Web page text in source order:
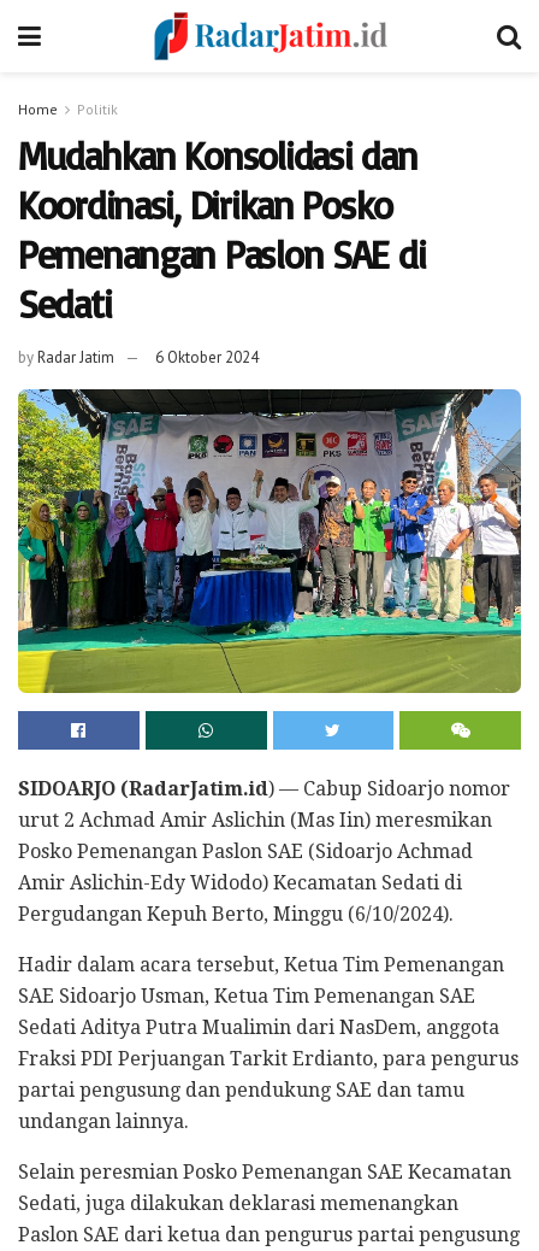
Home Politik
Mudahkan Konsolidasi dan
Koordinasi, Dirikan Posko
Pemenangan Paslon SAE di
Sedati
byRadar Jatim 6 Oktober 2024
SIDOARJO (RadarJatim.id) — Cabup Sidoarjo nomor
urut 2 Achmad Amir Aslichin (Mas Iin) meresmikan
Posko Pemenangan Paslon SAE (Sidoarjo Achmad
Amir Aslichin-Edy Widodo) Kecamatan Sedati di
Pergudangan Kepuh Berto, Minggu (6/10/2024).
Hadir dalam acara tersebut, Ketua Tim Pemenangan
SAE Sidoarjo Usman, Ketua Tim Pemenangan SAE
Sedati Aditya Putra Mualimin dari NasDem, anggota
Fraksi PDI Perjuangan Tarkit Erdianto, para pengurus
partai pengusung dan pendukung SAE dan tamu
undangan lainnya.
Selain peresmian Posko Pemenangan SAE Kecamatan
Sedati, juga dilakukan deklarasi memenangkan
Paslon SAE dari ketua dan pengurus partai pengusung